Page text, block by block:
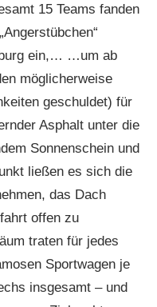
15 Teams fanden
ein,… …um ab
möglicherweise
geschuldet) für
Asphalt unter die
Sonnenschein und
ließen es sich die
das Dach
offen zu
traten für jedes
Sportwagen je
insgesamt – und